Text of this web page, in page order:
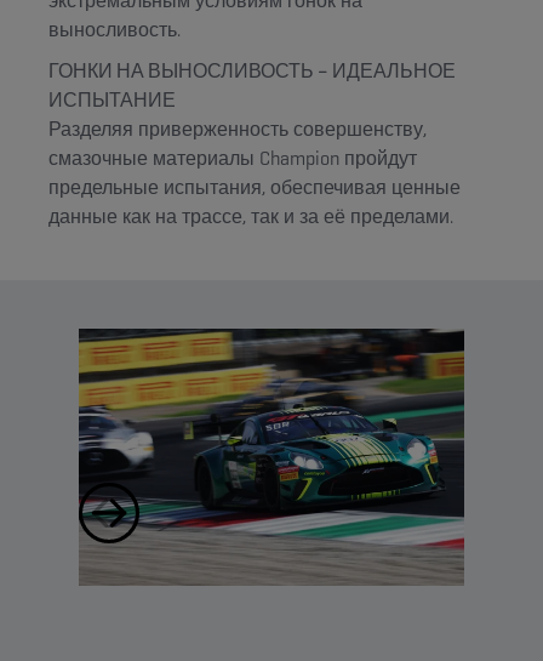
выносливость.
ГОНКИ НА ВЫНОСЛИВОСТЬ – ИДЕАЛЬНОЕ
ИСПЫТАНИЕ
Разделяя приверженность совершенству,
смазочные материалы Champion пройдут
предельные испытания, обеспечивая ценные
данные как на трассе, так и за её пределами.